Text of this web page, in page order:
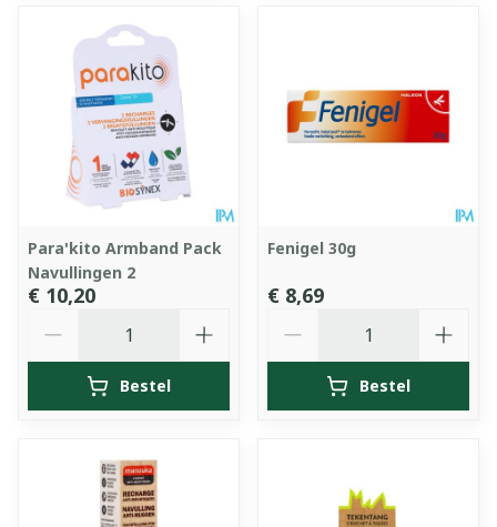
Para'kito Armband Pack
Navullingen 2
€ 10,20
Bestel
Fenigel 30g
€ 8,69
Bestel